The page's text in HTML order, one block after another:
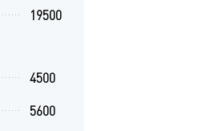
19500
4500
5600